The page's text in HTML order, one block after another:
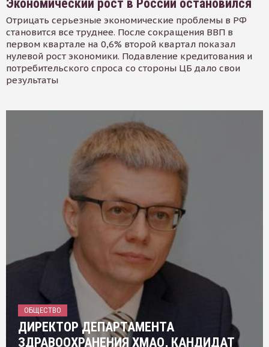
Экономический рост в России остановился
Отрицать серьезные экономические проблемы в РФ
становится все труднее. После сокращения ВВП в
первом квартале на 0,6% второй квартал показал
нулевой рост экономики. Подавление кредитования и
потребительского спроса со стороны ЦБ дало свои
результаты
ОБЩЕСТВО
ДИРЕКТОР ДЕПАРТАМЕНТА
ЗДРАВООХРАНЕНИЯ ХМАО, КАНДИДАТ